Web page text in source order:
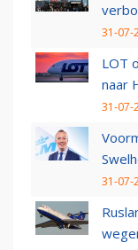
31-07-
LOT
naar
31-07-
31-07-